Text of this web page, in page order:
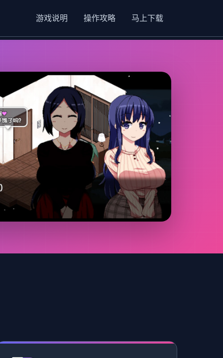
游戏说明 操作攻略 马上下载